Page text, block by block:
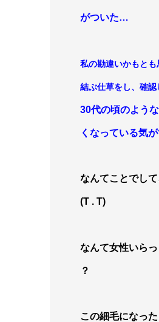
がついた…
私の勘違いかもと
結ぶ仕草をし、確認
30代の頃のよう
くなっている気
なんてことでし
(T . T)
なんて女性いら
？
この細毛になっ